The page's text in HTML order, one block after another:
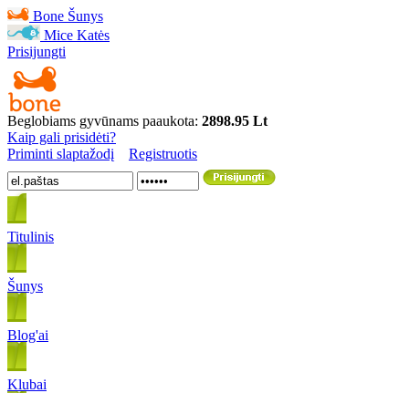
Bone Šunys
Mice Katės
Prisijungti
Beglobiams gyvūnams paaukota: 2898.95 Lt
Kaip gali prisidėti?
Priminti slaptažodį
Registruotis
Titulinis
Šunys
Blog'ai
Klubai